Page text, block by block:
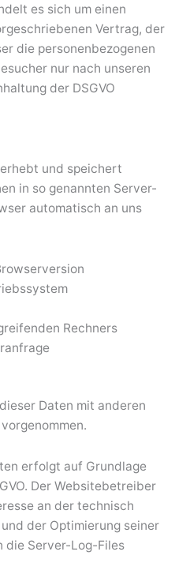
es sich um einen
Vertrag, der
die personenbezogenen
nur nach unseren
der DSGVO
und speichert
in so genannten Server-
automatisch an uns
Rechners
Daten mit anderen
erfolgt auf Grundlage
Der Websitebetreiber
an der technisch
der Optimierung seiner
die Server-Log-Files